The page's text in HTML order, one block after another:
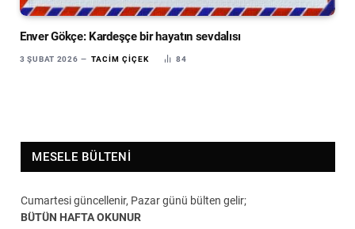
Enver Gökçe: Kardeşçe bir hayatın sevdalısı
3 ŞUBAT 2026 TACIM ÇIÇEK 84
MESELE BÜLTENI
Cumartesi güncellenir, Pazar günü bülten gelir;
BÜTÜN HAFTA OKUNUR